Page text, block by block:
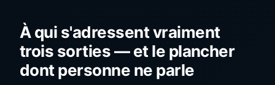
À qui s'adressent vraiment
trois sorties — et le plancher
dont personne ne parle